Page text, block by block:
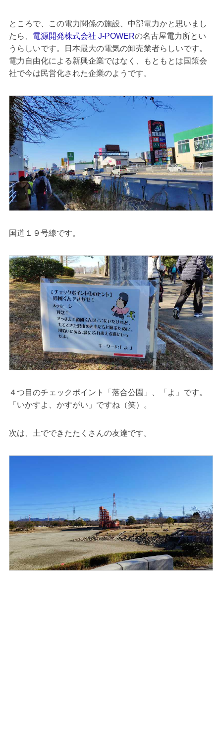
ところで、この電力関係の施設、中部電力かと思いまし
たら、 電源開発株式会社 J-POWERの名古屋電力所とい
うらしいです。日本最大の電気の卸売業者らしいです。
電力自由化による新興企業ではなく、もともとは国策会
社で今は民営化された企業のようです。
国道１９号線です。
４つ目のチェックポイント「落合公園」、「よ」です。
「いかすよ、かすがい」ですね（笑）。
次は、土でできたたくさんの友達です。